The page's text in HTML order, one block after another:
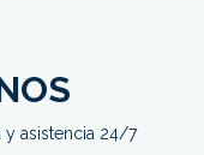
y asistencia 24/7